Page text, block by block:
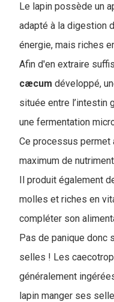
Le lapin possède un
adapté à la digestion
énergie, mais riches
Afin d'en extraire
cæcum développé,
située entre l’intestin
une fermentation
Ce processus permet
maximum de
Il produit également
molles et riches en
compléter son
Pas de panique donc
selles ! Les
généralement
lapin manger ses